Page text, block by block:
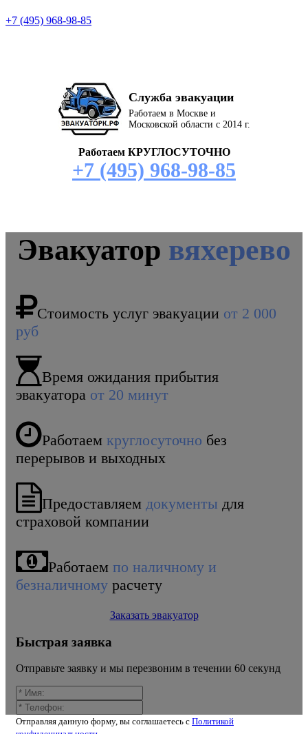
+7 (495) 968-98-85
Служба эвакуации
Работаем в Москве и
Московской области с 2014 г.
Работаем КРУГЛОСУТОЧНО
+7 (495) 968-98-85
Эвакуатор вяхерево
Стоимость услуг эвакуации от 2 000
руб
Время ожидания прибытия
эвакуатора от 20 минут
Работаем круглосуточно без
перерывов и выходных
Предоставляем документы для
страховой компании
Работаем по наличному и
безналичному расчету
Заказать эвакуатор
Быстрая заявка
Отправьте заявку и мы перезвоним в течении 60 секунд
Отправляя данную форму, вы соглашаетесь c Политикой